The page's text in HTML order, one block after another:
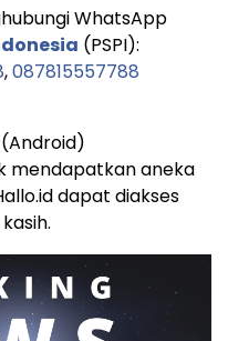
WhatsApp
(PSPI):
,087815557788
(Android)
mendapatkan aneka
dapat diakses